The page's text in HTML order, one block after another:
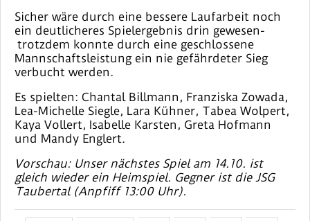
Sicher wäre durch eine bessere Laufarbeit noch
ein deutlicheres Spielergebnis drin gewesen-
trotzdem konnte durch eine geschlossene
Mannschaftsleistung ein nie gefährdeter Sieg
verbucht werden.
Es spielten: Chantal Billmann, Franziska Zowada,
Lea-Michelle Siegle, Lara Kühner, Tabea Wolpert,
Kaya Vollert, Isabelle Karsten, Greta Hofmann
und Mandy Englert.
Vorschau: Unser nächstes Spiel am 14.10. ist
gleich wieder ein Heimspiel. Gegner ist die JSG
Taubertal (Anpfiff 13:00 Uhr).